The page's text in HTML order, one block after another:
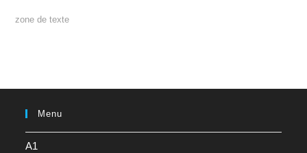
zone de texte
Menu
A1